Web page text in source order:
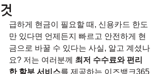
것
급하게 현금이 필요할 때, 신용카드 한도
만 있다면 언제든지 빠르고 안전하게 현
금으로 바꿀 수 있다는 사실, 알고 계셨나
요? 저는 여러분께 최저 수수료와 편리
한 할부 서비스를 제공하는 이즈뱅크365